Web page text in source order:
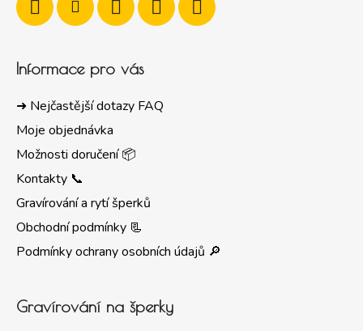
Informace pro vás
➜ Nejčastější dotazy FAQ
Moje objednávka
Možnosti doručení 📦
Kontakty 📞
Gravírování a rytí šperků
Obchodní podmínky 📃
Podmínky ochrany osobních údajů 🔎
Gravírování na šperky